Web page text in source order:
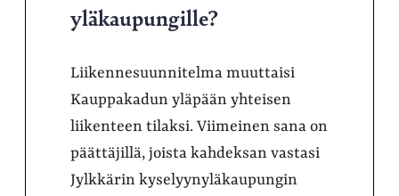
yläkaupungille?
Liikennesuunnitelma muuttaisi
Kauppakadun yläpään yhteisen
liikenteen tilaksi. Viimeinen sana on
päättäjillä, joista kahdeksan vastasi
Jylkkärin kyselyynyläkaupungin